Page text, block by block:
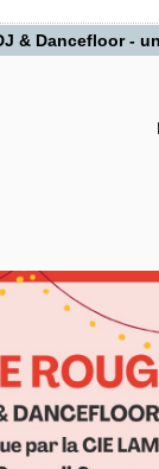
& Dancefloor -